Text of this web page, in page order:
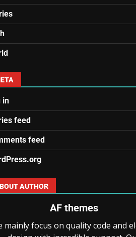
in
feed
feed
AUTHOR
AF themes
mainly focus on quality code and